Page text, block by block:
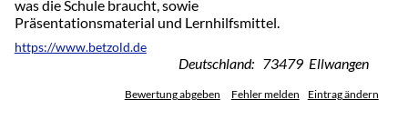
was die Schule braucht, sowie
Präsentationsmaterial und Lernhilfsmittel.
https://www.betzold.de
Deutschland: 73479 Ellwangen
Bewertung abgeben Fehler melden Eintrag ändern